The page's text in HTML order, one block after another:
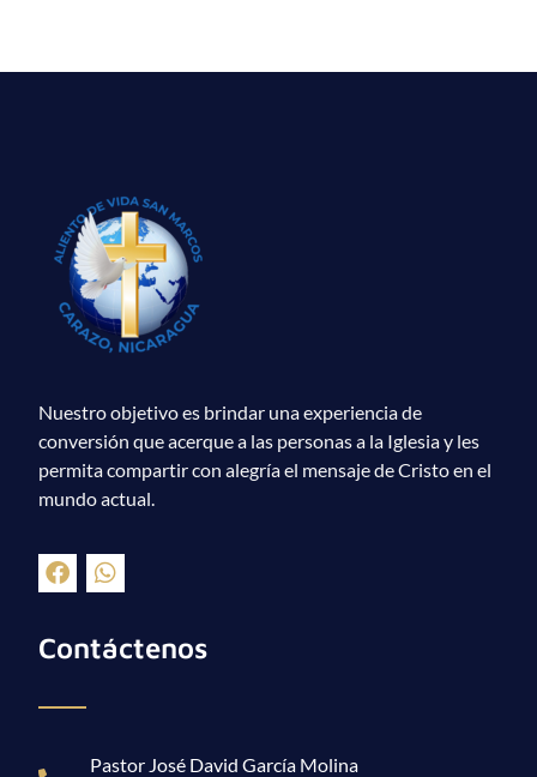
Nuestro objetivo es brindar una experiencia de
conversión que acerque a las personas a la Iglesia y les
permita compartir con alegría el mensaje de Cristo en el
mundo actual.
Contáctenos
Pastor José David García Molina